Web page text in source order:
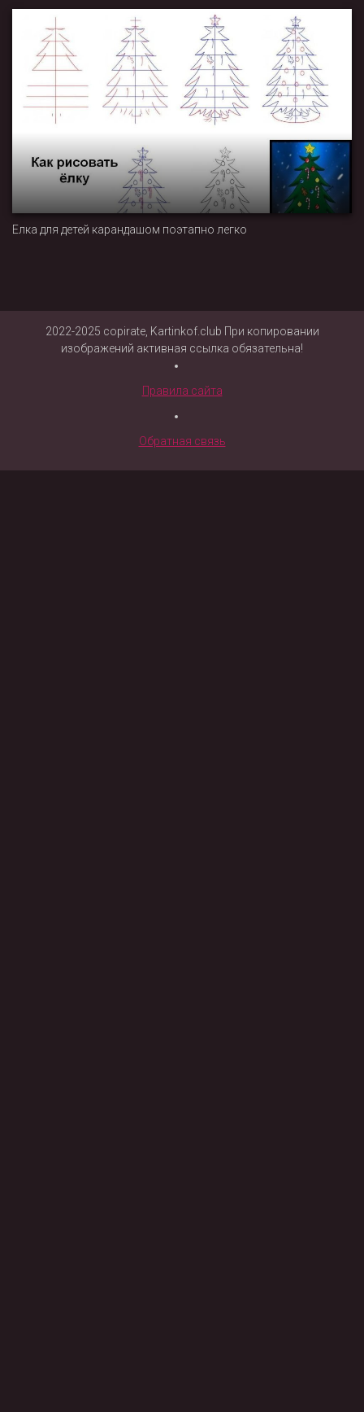
Елка для детей карандашом поэтапно легко
2022-2025 copirate, Kartinkof.club При копировании
изображений активная ссылка обязательна!
Правила сайта
Обратная связь